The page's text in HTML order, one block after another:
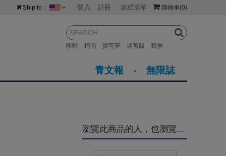
購物車(0)
登入 註冊 追蹤清單
哆啦 柯南 寶可夢 迷宮飯 我推
Ship to：
紐西蘭 馬來西亞
菲律賓
青文報 無限誌
瀏覽此商品的人，也瀏覽...